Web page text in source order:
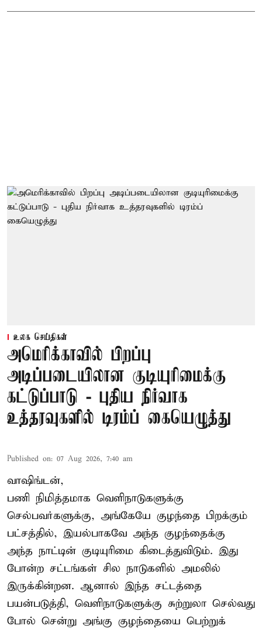
உலக செய்திகள்
அமெரிக்காவில் பிறப்பு
அடிப்படையிலான குடியுரிமைக்கு
கட்டுப்பாடு - புதிய நிர்வாக
உத்தரவுகளில் டிரம்ப் கையெழுத்து
Published on: 07 Aug 2026, 7:40 am
வாஷிங்டன்,
பணி நிமித்தமாக வெளிநாடுகளுக்கு
செல்பவர்களுக்கு, அங்கேயே குழந்தை பிறக்கும்
பட்சத்தில், இயல்பாகவே அந்த குழந்தைக்கு
அந்த நாட்டின் குடியுரிமை கிடைத்துவிடும். இது
போன்ற சட்டங்கள் சில நாடுகளில் அமலில்
இருக்கின்றன. ஆனால் இந்த சட்டத்தை
பயன்படுத்தி, வெளிநாடுகளுக்கு சுற்றுலா செல்வது
போல் சென்று அங்கு குழந்தையை பெற்றுக்